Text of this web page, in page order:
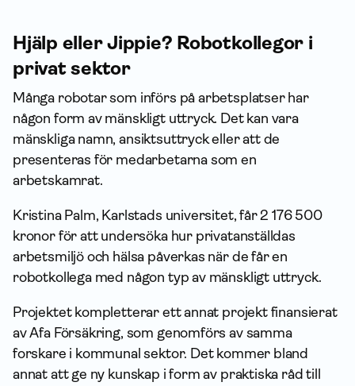
Hjälp eller Jippie? Robotkollegor i
privat sektor
Många robotar som införs på arbetsplatser har
någon form av mänskligt uttryck. Det kan vara
mänskliga namn, ansiktsuttryck eller att de
presenteras för medarbetarna som en
arbetskamrat.
Kristina Palm, Karlstads universitet, får 2 176 500
kronor för att undersöka hur privatanställdas
arbetsmiljö och hälsa påverkas när de får en
robotkollega med någon typ av mänskligt uttryck.
Projektet kompletterar ett annat projekt finansierat
av Afa Försäkring, som genomförs av samma
forskare i kommunal sektor. Det kommer bland
annat att ge ny kunskap i form av praktiska råd till